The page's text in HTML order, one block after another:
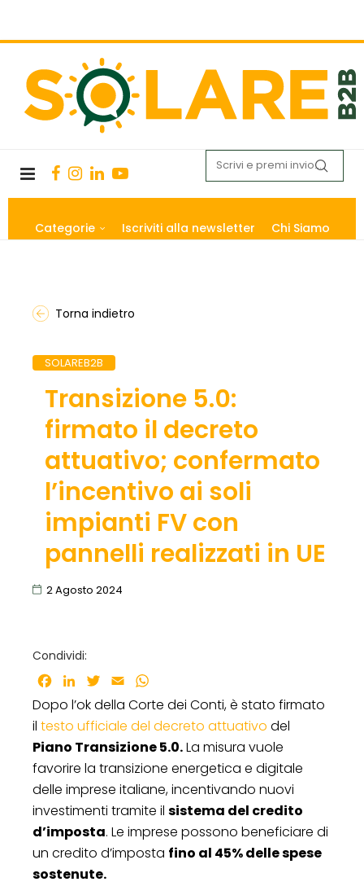
Categorie Iscriviti alla newsletter Chi Siamo
Torna indietro
SOLAREB2B
Transizione 5.0:
firmato il decreto
attuativo; confermato
l’incentivo ai soli
impianti FV con
pannelli realizzati in UE
2 Agosto 2024
Condividi:
Facebook
LinkedInTwitter
Email
Dopo l’ok della Corte dei Conti, è stato firmato
il testo ufficiale del decreto attuativo del
Piano Transizione 5.0.La misura vuole
favorire la transizione energetica e digitale
delle imprese italiane, incentivando nuovi
investimenti tramite il sistema del credito
d’imposta. Le imprese possono beneficiare di
un credito d’imposta fino al 45% delle spese
sostenute.